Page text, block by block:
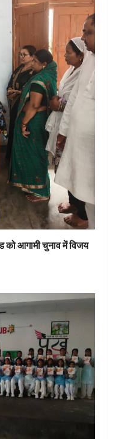
को आगामी चुनाव में विजय